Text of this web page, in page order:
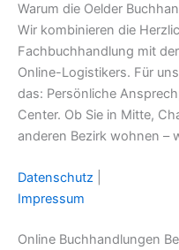
Warum die Oelder
Wir kombinieren die
Fachbuchhandlung mit
Online-Logistikers. Für
das: Persönliche
Center. Ob Sie in Mitte,
anderen Bezirk wohnen –
Datenschutz
Impressum
Online Buchhandlungen